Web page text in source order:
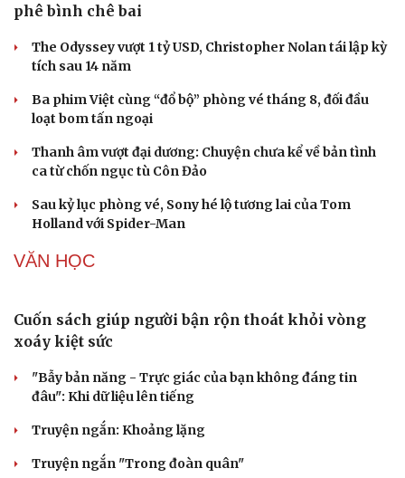
phê bình chê bai
The Odyssey vượt 1 tỷ USD, Christopher Nolan tái lập kỳ
tích sau 14 năm
Ba phim Việt cùng “đổ bộ” phòng vé tháng 8, đối đầu
loạt bom tấn ngoại
Thanh âm vượt đại dương: Chuyện chưa kể về bản tình
ca từ chốn ngục tù Côn Đảo
Sau kỷ lục phòng vé, Sony hé lộ tương lai của Tom
Holland với Spider-Man
VĂN HỌC